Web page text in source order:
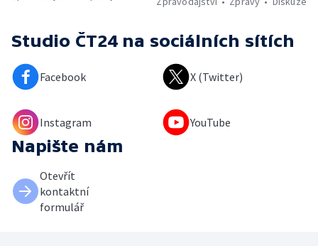
Studio ČT24 na sociálních sítích
Facebook X (Twitter)
Instagram YouTube
Napište nám
Otevřít
kontaktní
formulář